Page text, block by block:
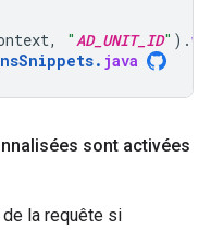
, "AD_UNIT_ID" ).
. java
sont activées
la requête si